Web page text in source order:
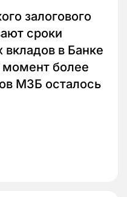
залогового
сроки
вкладов в Банке
более
МЗБ осталось